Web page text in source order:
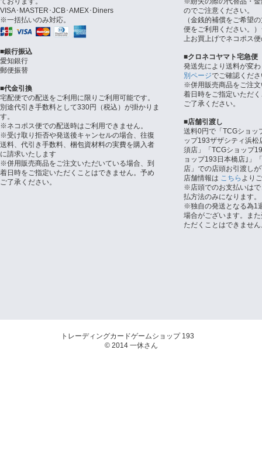
VISA･MASTER･JCB･AMEX･Diners
※一括払いのみ対応。
■銀行振込
愛知銀行
郵便振替
■代金引換
宅配便での配送をご利用に限りご利用可能です。
別途代引き手数料として330円（税込）が掛かりま
す。
※ネコポス便での配送時はご利用できません。
※受け取り拒否や発送後キャンセルの場合、往復
送料、代引き手数料、梱包資材料の実費を購入者
に請求いたします
※併用販売商品をご注文いただいている場合、到
着日時をご指定いただくことはできません。予め
ご了承ください。
のでご注意ください。
（金銭的補償をご希望
便をご利用ください。
上お買上げでネコポス
■クロネコヤマト宅急便
発送先により送料が変
別ページでご確認くだ
※併用販売商品をご注
着日時をご指定いただ
ご了承ください。
■店舗引渡し
送料0円で「TCGショッ
ップ193ザザシティ浜
須店」「TCGショップ
ョップ193日本橋店｣」
店」での店頭お引渡し
店舗情報は こちら より
※店頭でのお支払いは
払方法のみになります。
※独自の発送となる為1
場合がございます。ま
ただくことはできませ
トレーディングカードゲームショップ 193
© 2014 一休さん